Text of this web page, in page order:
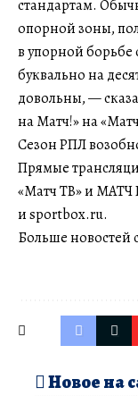
стандартам.
опорной зоны,
в упорной борьбе
буквально на
довольны, —
на Матч!» на
Сезон РПЛ
Прямые
«Матч ТВ» и МАТЧ
и sportbox.ru.
Больше новостей
Новое на